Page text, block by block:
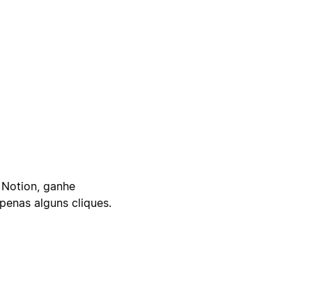
ganhe
alguns cliques.